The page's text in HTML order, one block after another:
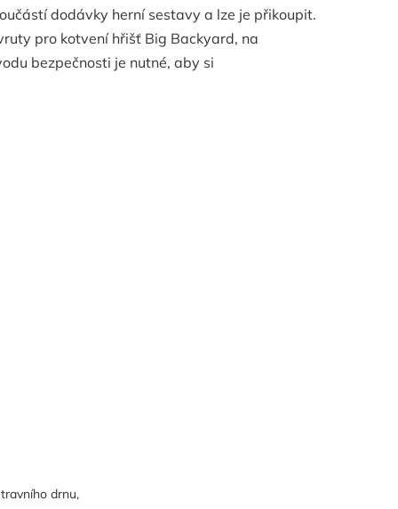
dodávky herní sestavy a lze je přikoupit.
pro kotvení hřišť Big Backyard, na
bezpečnosti je nutné, aby si
drnu,